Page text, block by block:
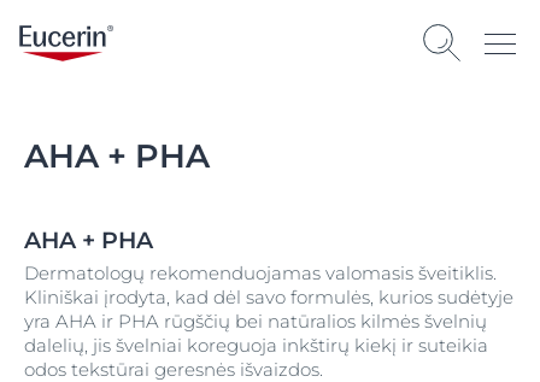
AHA + PHA
AHA + PHA
Dermatologų rekomenduojamas valomasis šveitiklis.
Kliniškai įrodyta, kad dėl savo formulės, kurios sudėtyje
yra AHA ir PHA rūgščių bei natūralios kilmės švelnių
dalelių, jis švelniai koreguoja inkštirų kiekį ir suteikia
odos tekstūrai geresnės išvaizdos.